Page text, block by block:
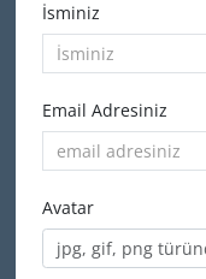
İsminiz
Email Adresiniz
Avatar
jpg, gif, png